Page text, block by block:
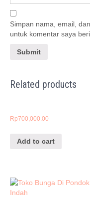
Simpan nama, email,
untuk komentar saya
Related products
Rp700,000.00
Add to cart